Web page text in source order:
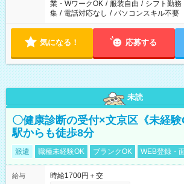
業・WワークOK / 服装自由 / シフト勤務
集 / 電話対応なし / パソコンスキル不要
気になる！ 応募する
未読
〇健康診断の受付×文京区《未経
駅からも徒歩8分
派遣 職種未経験OK ブランクOK WEB登録・
給与
時給1700円＋交